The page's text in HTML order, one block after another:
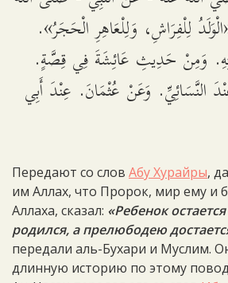
لِلْفِرَاشِ، وَلِلْعَاهِرِ الْحَجَرُ».
وَمِنْ حَدِيثِ عَائِشَةَ فِي قِصَّةٍ.
النَّسَائِيِّ. وَعَنْ عُثْمَانَ. عِنْدَ أَبِي
Передают со слов Абу Хурайры,
им Аллах, что Пророк, мир ему и
Аллаха, сказал: «Ребенок
родился, а прелюбодею
передали аль-Бухари и Муслим.
длинную историю по этому